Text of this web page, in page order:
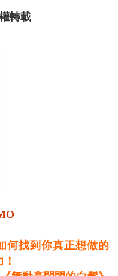
轉載
何找到你真正想做的